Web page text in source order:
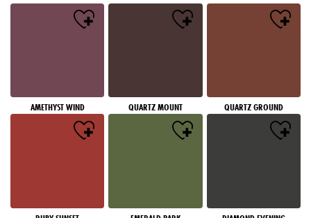
AMETHYST WIND QUARTZ MOUNT QUARTZ GROUND